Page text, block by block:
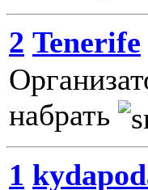
2 Tenerife
набрать
1